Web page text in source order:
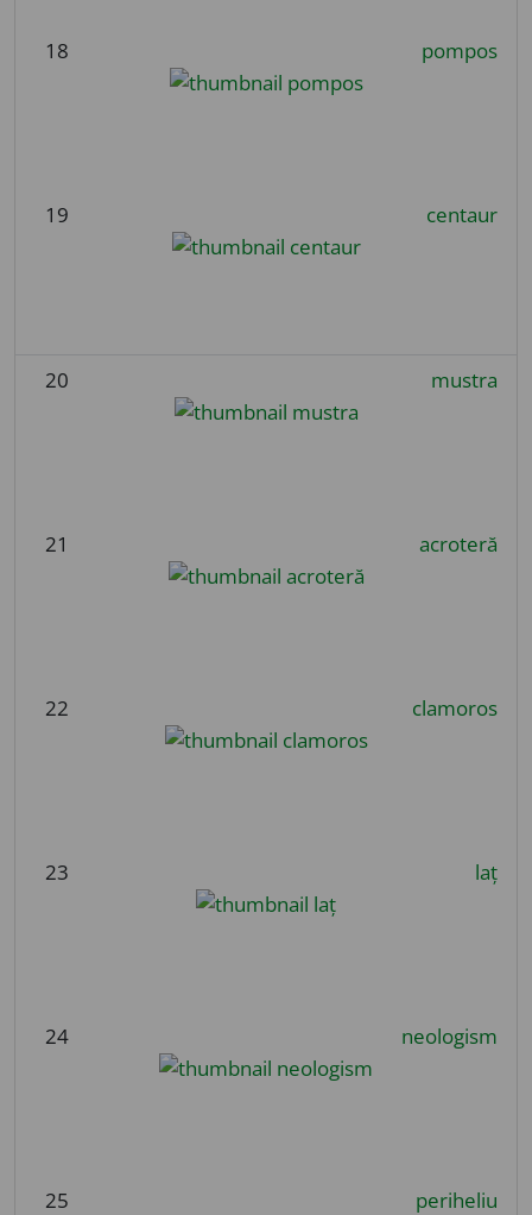
18 pompos
19 centaur
20 mustra
21 acroteră
22 clamoros
23 laț
24 neologism
25 periheliu